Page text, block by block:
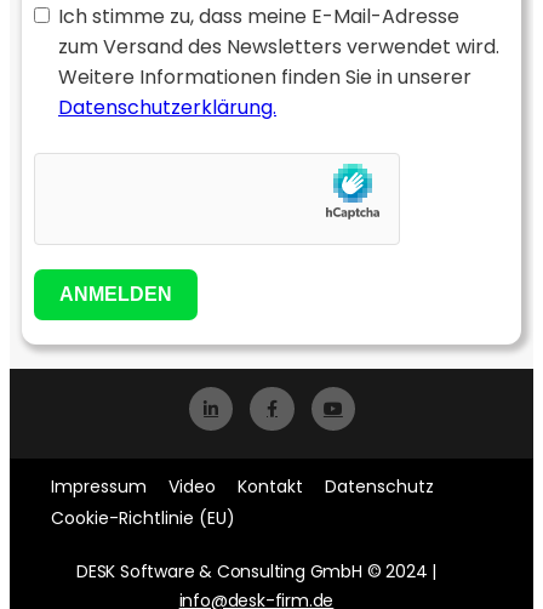
Ich stimme zu, dass meine E-Mail-Adresse
zum Versand des Newsletters verwendet wird.
Weitere Informationen finden Sie in unserer
Datenschutzerklärung.
ANMELDEN
Impressum Video Kontakt
Datenschutz
Cookie-Richtlinie (EU)
DESK Software & Consulting GmbH © 2024 |
info@desk-firm.de